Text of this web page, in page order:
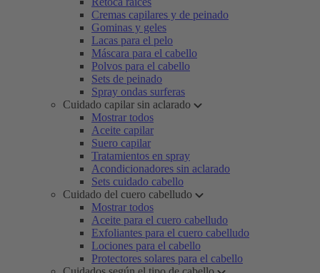
Cremas capilares y de peinado
Gominas y geles
Lacas para el pelo
Máscara para el cabello
Polvos para el cabello
Sets de peinado
Spray ondas surferas
Cuidado capilar sin aclarado
Mostrar todos
Aceite capilar
Suero capilar
Tratamientos en spray
Acondicionadores sin aclarado
Sets cuidado cabello
Cuidado del cuero cabelludo
Mostrar todos
Aceite para el cuero cabelludo
Exfoliantes para el cuero cabelludo
Lociones para el cabello
Protectores solares para el cabello